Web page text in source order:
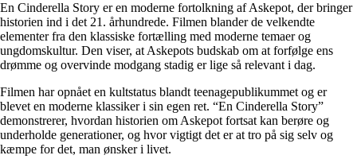
En Cinderella Story er en moderne fortolkning af Askepot, der bringer
historien ind i det 21. århundrede. Filmen blander de velkendte
elementer fra den klassiske fortælling med moderne temaer og
ungdomskultur. Den viser, at Askepots budskab om at forfølge ens
drømme og overvinde modgang stadig er lige så relevant i dag.
Filmen har opnået en kultstatus blandt teenagepublikummet og er
blevet en moderne klassiker i sin egen ret. “En Cinderella Story”
demonstrerer, hvordan historien om Askepot fortsat kan berøre og
underholde generationer, og hvor vigtigt det er at tro på sig selv og
kæmpe for det, man ønsker i livet.